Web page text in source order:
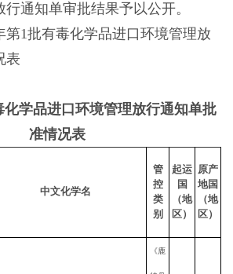
通知单审批结果予以公开。
1批有毒化学品进口环境管理放
表
化学品进口环境管理放行通知单批
准情况表